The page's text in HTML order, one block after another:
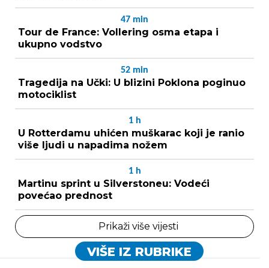
47 min
Tour de France: Vollering osma etapa i
ukupno vodstvo
52 min
Tragedija na Učki: U blizini Poklona poginuo
motociklist
1 h
U Rotterdamu uhićen muškarac koji je ranio
više ljudi u napadima nožem
1 h
Martinu sprint u Silverstoneu: Vodeći
povećao prednost
Prikaži više vijesti
VIŠE IZ RUBRIKE